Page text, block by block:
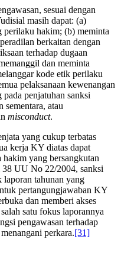
sesuai dengan
masih dapat: (a)
perilaku hakim; (b) meminta
berkaitan dengan
terhadap dugaan
dan meminta
kode etik perilaku
pelaksanaan kewenangan
penjatuhan sanksi
sementara, atau
misconduct.
yang cukup terbatas
kerja KY diatas dapat
yang bersangkutan
38 UU No 22/2004, sanksi
tahunan yang
pertangungjawaban KY
dan memberi akses
satu fokus laporannya
pengawasan terhadap
perkara.[31]